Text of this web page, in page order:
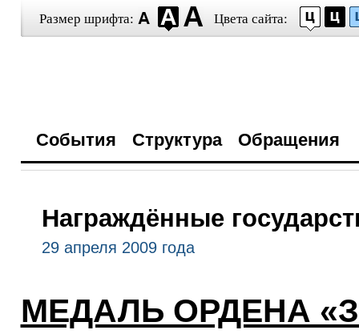
Размер шрифта: Цвета сайта:
События Структура Обращения
Награждённые
29 апреля 2009 года
МЕДАЛЬ ОРДЕНА